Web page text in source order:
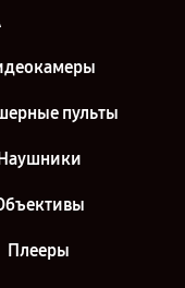
пульты
Плееры